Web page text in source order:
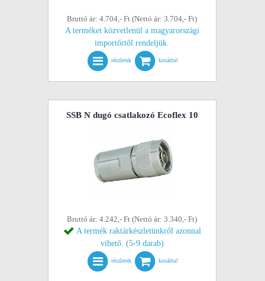
Bruttó ár: 4.704,- Ft (Nettó ár: 3.704,- Ft)
A terméket közvetlenül a magyarországi
importőrtől rendeljük.
részletek kosárba!
SSB N dugó csatlakozó Ecoflex 10
Bruttó ár: 4.242,- Ft (Nettó ár: 3.340,- Ft)
A termék raktárkészletünkről azonnal
vihető. (5-9 darab)
részletek kosárba!